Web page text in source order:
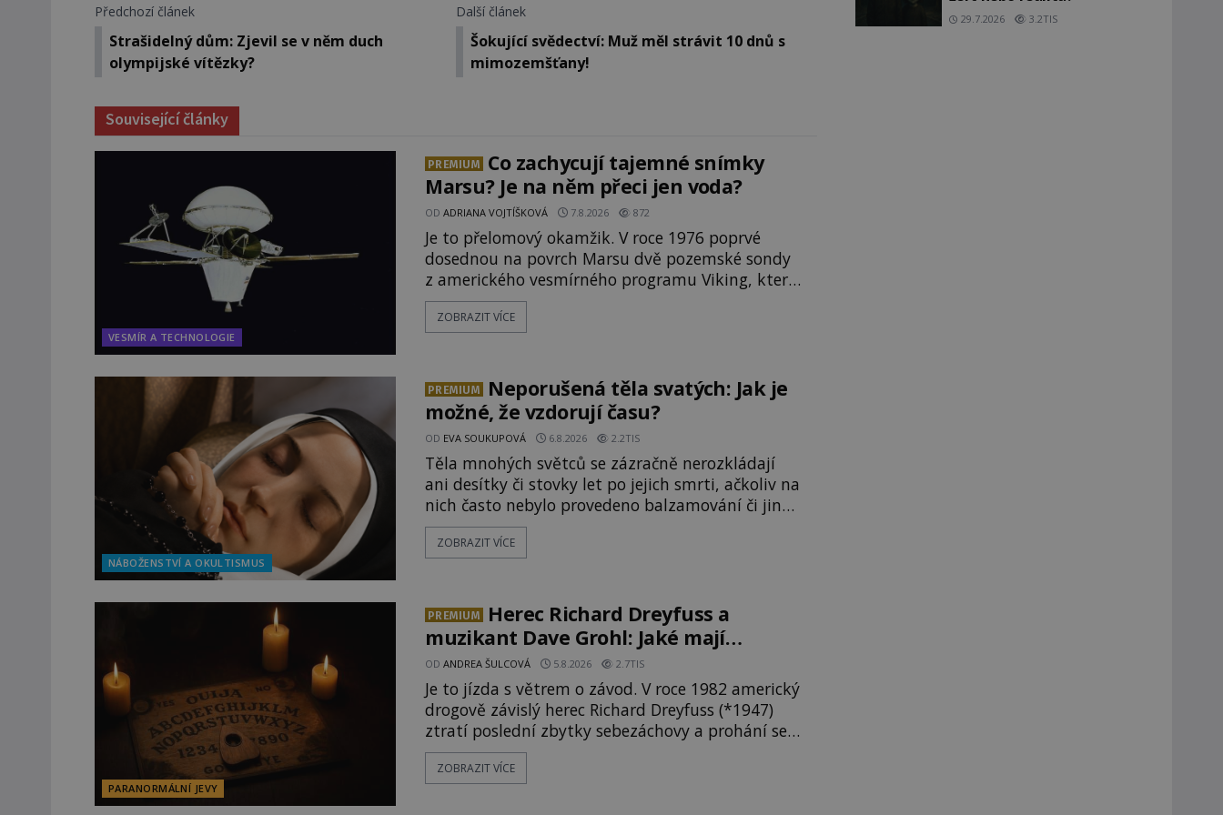
Předchozí článek
Strašidelný dům: Zjevil se v něm duch
olympijské vítězky?
Další článek
Šokující svědectví: Muž měl strávit 10 dnů s
mimozemšťany!
Související články
VESMÍR A TECHNOLOGIE
PREMIUM
Co zachycují tajemné snímky
Marsu? Je na něm přeci jen voda?
ODADRIANA VOJTÍŠKOVÁ 7.8.2026 872
Je to přelomový okamžik. V roce 1976 poprvé
dosednou na povrch Marsu dvě pozemské sondy
z amerického vesmírného programu Viking, které
jsou schopny pořídit fotografie záhadami
opředené rudé planety. Viking 1 zde zaznamená
připomínající lidskou tvář. NASA (Národní úřad
ZOBRAZIT VÍCE
NÁBOŽENSTVÍ A OKULTISMUS
PREMIUM
Neporušená těla svatých: Jak je
možné, že vzdorují času?
OD EVA SOUKUPOVÁ 6.8.2026 2.2TIS
Těla mnohých světců se zázračně nerozkládají
ani desítky či stovky let po jejich smrti, ačkoliv na
nich často nebylo provedeno balzamování či jiné
pokusy o konzervaci. Neporušené ostatky bývají
považovány za důkaz svatosti zemřelých. Jaké
Milosrdných
ZOBRAZIT VÍCE
PARANORMÁLNÍ JEVY
PREMIUM
Herec Richard Dreyfuss a
muzikant Dave Grohl: Jaké mají
paranormální zážitky?
ODANDREA ŠULCOVÁ 5.8.2026 2.7TIS
Je to jízda s větrem o závod. V roce 1982 americký
drogově závislý herec Richard Dreyfuss (*1947)
ztratí poslední zbytky sebezáchovy a prohání se
po silnicích ve svém mercedesu jako utržený ze
řetězu. Vše vyvrcholí katastrofou, když to
ZOBRAZIT VÍCE
29.7.2026 3.2TIS